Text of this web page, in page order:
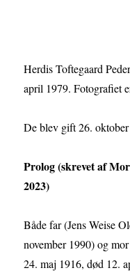
Herdis Toftegaard
april 1979. Fotografiet
De blev gift 26.
Prolog (skrevet af
2023)
Både far (Jens Weise
november 1990) og
24. maj 1916, død 12.